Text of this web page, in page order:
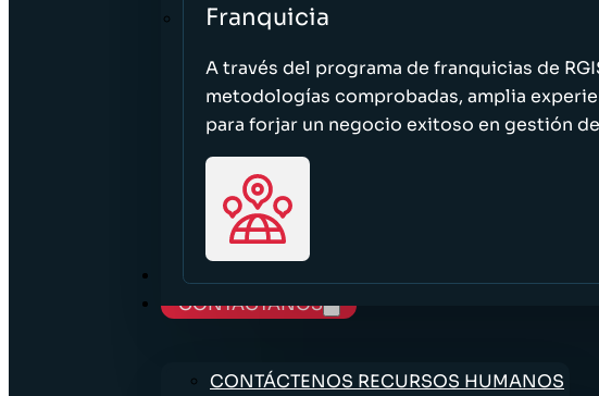
Franquicia
A través del programa de franquicias de
metodologías comprobadas, amplia
para forjar un negocio exitoso en gestión
TRABAJE CON NOSOTROS
CONTÁCTANOS
CONTÁCTENOS RECURSOS HUMANOS